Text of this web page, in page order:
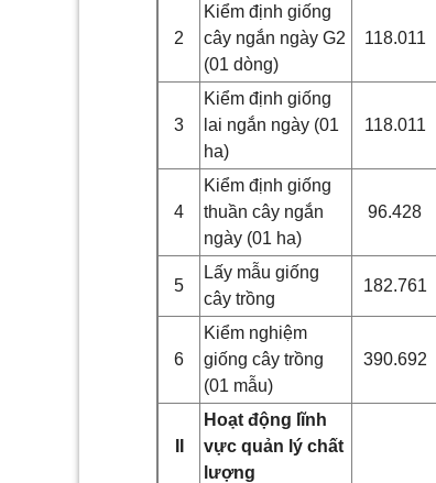
2
Kiểm định giống
cây ngắn ngày G2
(01 dòng)
118.011
3
Kiểm định giống
lai ngắn ngày (01
ha)
118.011
4
Kiểm định giống
thuần cây ngắn
ngày (01 ha)
96.428
5
Lấy mẫu giống
cây trồng
182.761
6
Kiểm nghiệm
giống cây trồng
(01 mẫu)
390.692
Hoạt động lĩnh
vực quản lý chất
lượng